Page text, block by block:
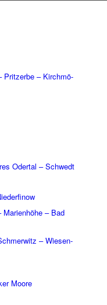
Prit­zerbe – Kirch­mö­
Oder­tal – Schwedt
– Bad
– Wiesen­
Moore